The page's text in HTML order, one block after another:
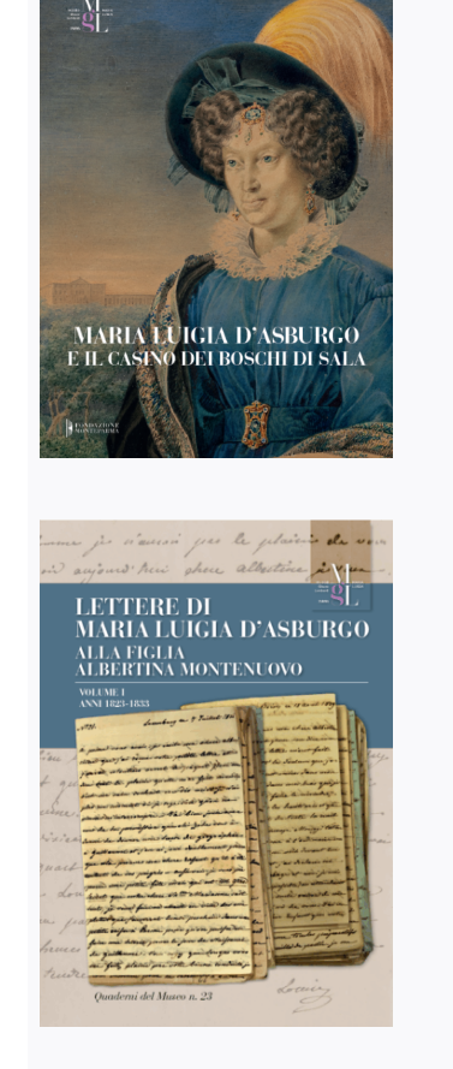
Sala Maria Luigia